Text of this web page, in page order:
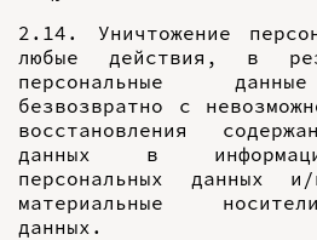
2.14. Уничтожение
любые действия, в
персональные
безвозвратно с
восстановления
данных в
персональных данных и/
материальные
данных.